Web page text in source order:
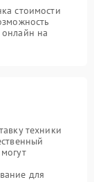
стоимости
на
техники
для